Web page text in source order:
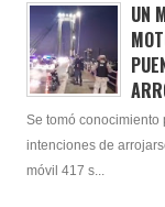
UN
Se tomó conocimiento
intenciones de
móvil 417 s...